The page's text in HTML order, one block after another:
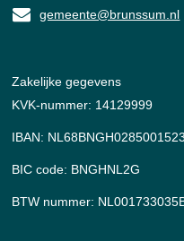
gemeente@brunssum.nl
Zakelijke gegevens
KVK-nummer: 14129999
IBAN: NL68BNGH0285001523
BIC code: BNGHNL2G
BTW nummer: